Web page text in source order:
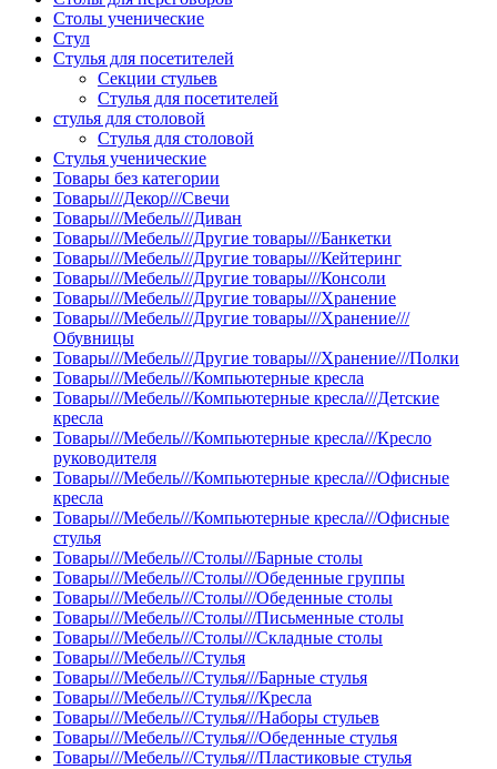
Столы ученические
Стул
Стулья для посетителей
Секции стульев
Стулья для посетителей
стулья для столовой
Стулья для столовой
Стулья ученические
Товары без категории
Товары///Декор///Свечи
Товары///Мебель///Диван
Товары///Мебель///Другие товары///Банкетки
Товары///Мебель///Другие товары///Кейтеринг
Товары///Мебель///Другие товары///Консоли
Товары///Мебель///Другие товары///Хранение
Товары///Мебель///Другие товары///Хранение///
Обувницы
Товары///Мебель///Другие товары///Хранение///Полки
Товары///Мебель///Компьютерные кресла
Товары///Мебель///Компьютерные кресла///Детские
кресла
Товары///Мебель///Компьютерные кресла///Кресло
руководителя
Товары///Мебель///Компьютерные кресла///Офисные
кресла
Товары///Мебель///Компьютерные кресла///Офисные
стулья
Товары///Мебель///Столы///Барные столы
Товары///Мебель///Столы///Обеденные группы
Товары///Мебель///Столы///Обеденные столы
Товары///Мебель///Столы///Письменные столы
Товары///Мебель///Столы///Складные столы
Товары///Мебель///Стулья
Товары///Мебель///Стулья///Барные стулья
Товары///Мебель///Стулья///Кресла
Товары///Мебель///Стулья///Наборы стульев
Товары///Мебель///Стулья///Обеденные стулья
Товары///Мебель///Стулья///Пластиковые стулья